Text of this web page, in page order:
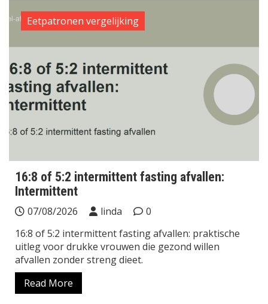
Eetpatronen vergelijking
16:8 of 5:2 intermittent fasting afvallen:
Intermittent
07/08/2026 linda
0
16:8 of 5:2 intermittent fasting afvallen: praktische
uitleg voor drukke vrouwen die gezond willen
afvallen zonder streng dieet.
Read More